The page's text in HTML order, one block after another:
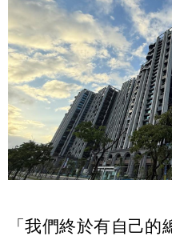
「我們終於有自己